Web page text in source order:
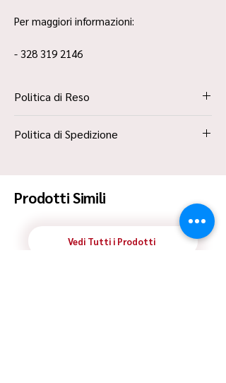
Per maggiori informazioni:
- 328 319 2146
Politica di Reso
“Termini e Condizioni”
Politica di Spedizione
Prodotti Simili
Vedi Tutti i Prodotti